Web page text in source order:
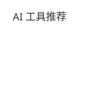
AI 工具推荐